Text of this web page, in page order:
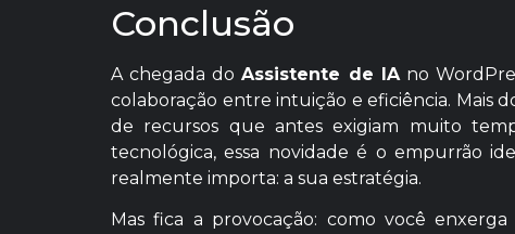
Conclusão
A chegada doAssistente de IAno
colaboração entre intuição e eficiência. Mais
de recursos que antes exigiam muito
tecnológica, essa novidade é o empurrão
realmente importa: a sua estratégia.
Mas fica a provocação: como você